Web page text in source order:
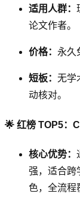
适用人群：
论文作者。
价格： 永久
短板： 无学
动核对。
🌟 红榜 TOP5
核心优势：
强，适合跨
色，全流程